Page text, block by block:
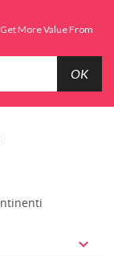
More Value From
